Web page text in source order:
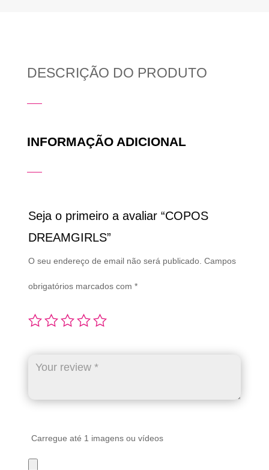
DESCRIÇÃO DO PRODUTO
INFORMAÇÃO ADICIONAL
Seja o primeiro a avaliar “COPOS
DREAMGIRLS”
O seu endereço de email não será publicado. Campos
obrigatórios marcados com *
Carregue até 1 imagens ou vídeos